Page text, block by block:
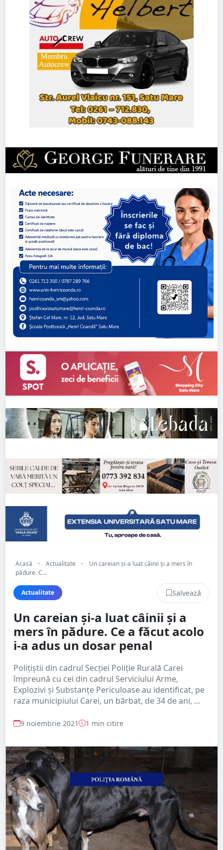
Acasă • Actualitate •
Un careian și-a luat câinii și a mers în
pădure. C...
Actualitate Salvează
Un careian și-a luat câinii și a
mers în pădure. Ce a făcut acolo
i-a adus un dosar penal
Polițiștii din cadrul Secției Poliție Rurală Carei
împreună cu cei din cadrul Serviciului Arme,
Explozivi și Substanțe Periculoase au identificat, pe
raza municipiului Carei, un bărbat, de 34 de ani, ...
9 noiembrie 2021 1 min citire